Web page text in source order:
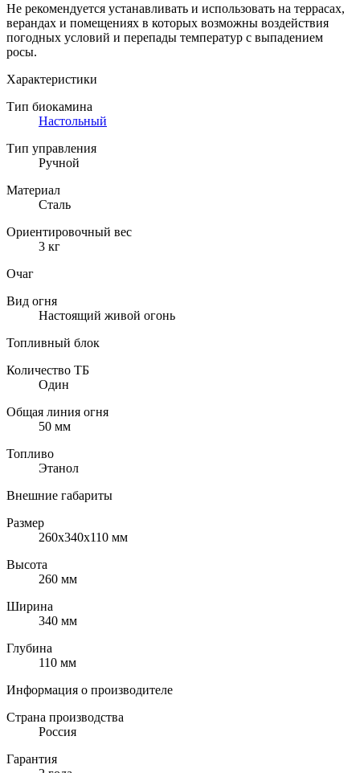
Не рекомендуется устанавливать и использовать на террасах,
верандах и помещениях в которых возможны воздействия
погодных условий и перепады температур с выпадением
росы.
Характеристики
Тип биокамина
Настольный
Тип управления
Ручной
Материал
Сталь
Ориентировочный вес
3 кг
Очаг
Вид огня
Настоящий живой огонь
Топливный блок
Количество ТБ
Один
Общая линия огня
50 мм
Топливо
Этанол
Внешние габариты
Размер
260x340x110 мм
Высота
260 мм
Ширина
340 мм
Глубина
110 мм
Информация о производителе
Страна производства
Россия
Гарантия